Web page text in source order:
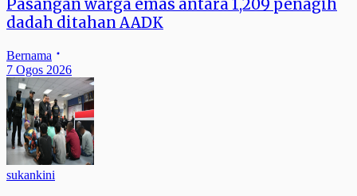
Pasangan warga emas antara 1,209 penagih
dadah ditahan AADK
Bernama
7 Ogos 2026
sukankini